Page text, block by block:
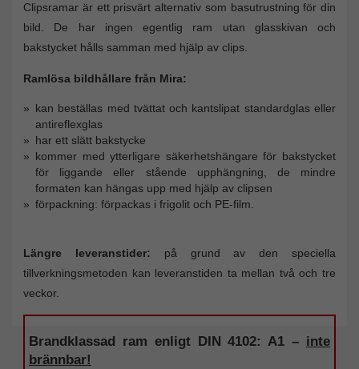
Clipsramar är ett prisvärt alternativ som basutrustning för din
bild. De har ingen egentlig ram utan glasskivan och
bakstycket hålls samman med hjälp av clips.
Ramlösa bildhållare från Mira:
kan beställas med tvättat och kantslipat standardglas eller
antireflexglas
har ett slätt bakstycke
kommer med ytterligare säkerhetshängare för bakstycket
för liggande eller stående upphängning, de mindre
formaten kan hängas upp med hjälp av clipsen
förpackning: förpackas i frigolit och PE-film.
Längre leveranstider: på grund av den speciella
tillverkningsmetoden kan leveranstiden ta mellan två och tre
veckor.
Brandklassad ram enligt DIN 4102: A1 – inte
brännbar!